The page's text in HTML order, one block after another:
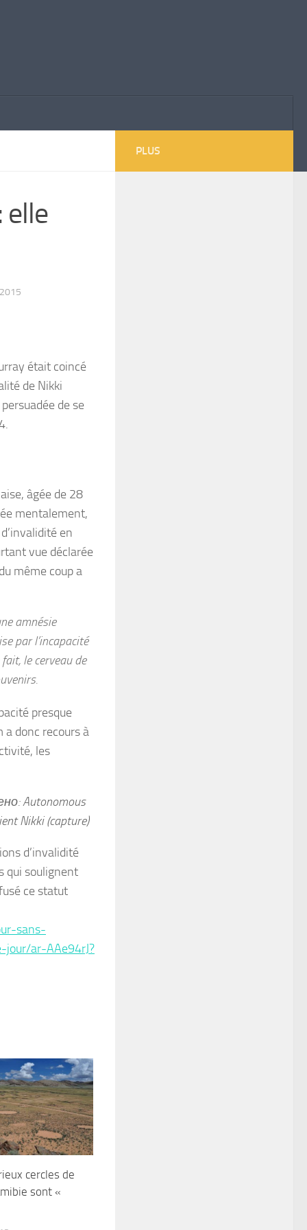
elle
était coincé
de Nikki
de se
âgée de 28
mentalement,
en
vue déclarée
même coup a
amnésie
par l’incapacité
le cerveau de
presque
a donc recours à
les
Autonomous
Nikki (capture)
d’invalidité
qui soulignent
ce statut
sans-
jour/ar-AAe94rJ?
cercles de
sont «
PLUS